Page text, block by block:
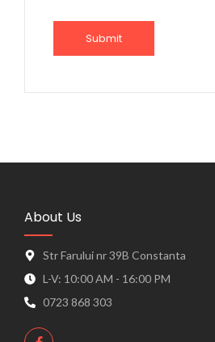
About Us
Str Farului nr 39B Constanta
L-V: 10:00 AM - 16:00 PM
0723 868 303